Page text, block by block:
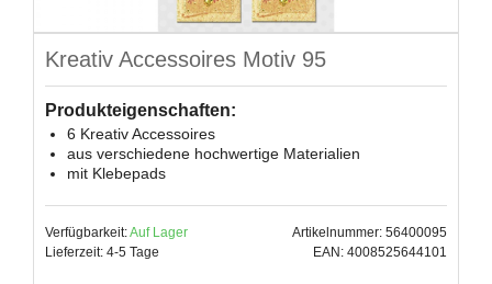
Kreativ Accessoires Motiv 95
Produkteigenschaften:
6 Kreativ Accessoires
aus verschiedene hochwertige Materialien
mit Klebepads
Verfügbarkeit:Auf Lager
Lieferzeit: 4-5 Tage
Artikelnummer: 56400095
EAN: 4008525644101